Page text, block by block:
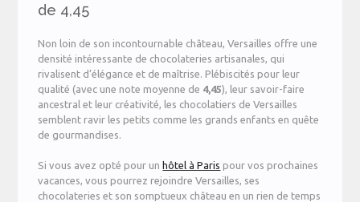
de 4,45
Non loin de son incontournable château, Versailles offre une
densité intéressante de chocolateries artisanales, qui
rivalisent d’élégance et de maîtrise. Plébiscités pour leur
qualité (avec une note moyenne de 4,45), leur savoir-faire
ancestral et leur créativité, les chocolatiers de Versailles
semblent ravir les petits comme les grands enfants en quête
de gourmandises.
Si vous avez opté pour un hôtel à Paris pour vos prochaines
vacances, vous pourrez rejoindre Versailles, ses
chocolateries et son somptueux château en un rien de temps